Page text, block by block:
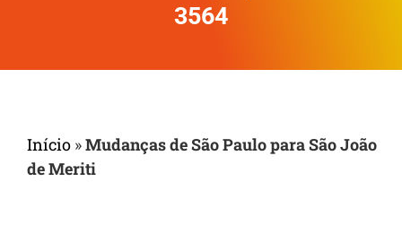
3564
Início »Mudanças de São Paulo para São João
de Meriti